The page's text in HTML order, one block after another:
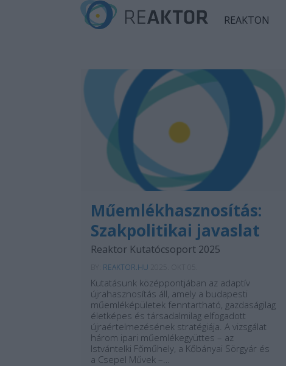
REAKTON
Műemlékhasznosítás:
Szakpolitikai javaslat
Reaktor Kutatócsoport 2025
REAKTOR.HU
Kutatásunk középpontjában az adaptív
újrahasznosítás áll, amely a budapesti
műemléképületek fenntartható, gazdaságilag
életképes és társadalmilag elfogadott
újraértelmezésének stratégiája. A vizsgálat
három ipari műemlékegyüttes – az
Istvántelki Főműhely, a Kőbányai Sörgyár és
a Csepel Művek –…